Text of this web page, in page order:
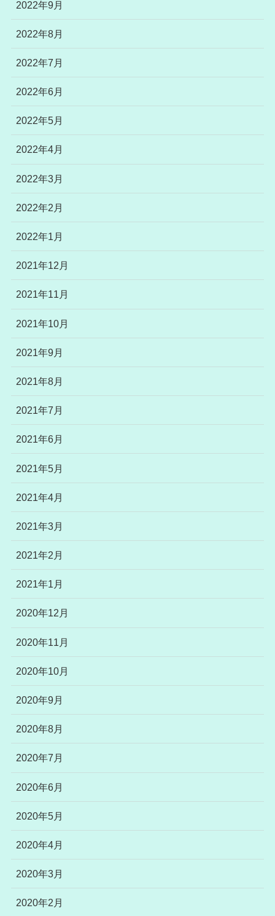
2022年9月
2022年8月
2022年7月
2022年6月
2022年5月
2022年4月
2022年3月
2022年2月
2022年1月
2021年12月
2021年11月
2021年10月
2021年9月
2021年8月
2021年7月
2021年6月
2021年5月
2021年4月
2021年3月
2021年2月
2021年1月
2020年12月
2020年11月
2020年10月
2020年9月
2020年8月
2020年7月
2020年6月
2020年5月
2020年4月
2020年3月
2020年2月